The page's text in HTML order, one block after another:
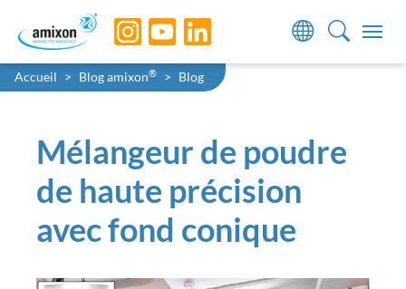
Skip to main navigation
Skip to main content
Skip to page footer
You are here:
Accueil Blog amixon® Blog
Mélangeur de poudre
de haute précision
avec fond conique